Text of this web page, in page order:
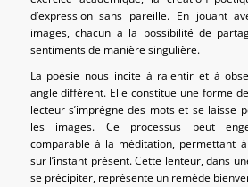
d’expression sans pareille. En jouant
images, chacun a la possibilité de
sentiments de manière singulière.
La poésie nous incite à ralentir et à
angle différent. Elle constitue une forme
lecteur s’imprègne des mots et se laisse
les images. Ce processus peut
comparable à la méditation, permettant
sur l’instant présent. Cette lenteur, dans
se précipiter, représente un remède